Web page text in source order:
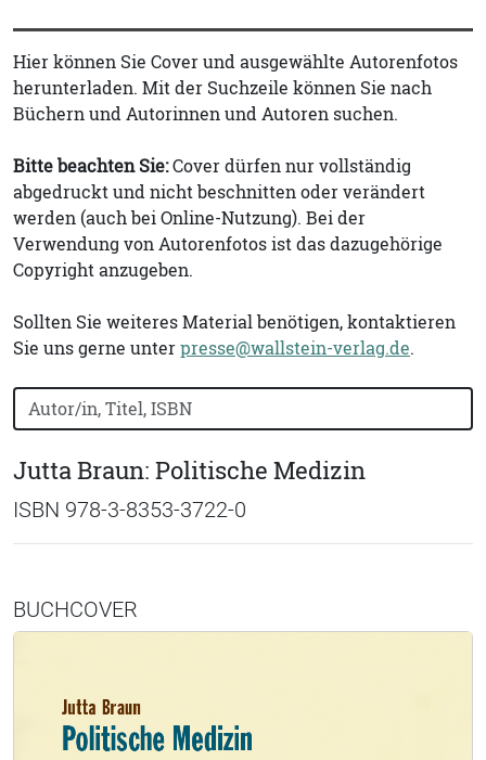
Hier können Sie Cover und ausgewählte Autorenfotos
herunterladen. Mit der Suchzeile können Sie nach
Büchern und Autorinnen und Autoren suchen.
Bitte beachten Sie:Cover dürfen nur vollständig
abgedruckt und nicht beschnitten oder verändert
werden (auch bei Online-Nutzung). Bei der
Verwendung von Autorenfotos ist das dazugehörige
Copyright anzugeben.
Sollten Sie weiteres Material benötigen, kontaktieren
Sie uns gerne unterpresse@wallstein-verlag.de.
Bücher nach Buchtitel, Autorennamen oder ISBN
Jutta Braun: Politische Medizin
ISBN 978-3-8353-3722-0
BUCHCOVER